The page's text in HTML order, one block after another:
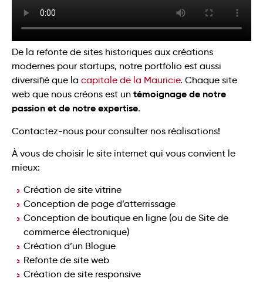
De la refonte de sites historiques aux créations
modernes pour startups, notre portfolio est aussi
diversifié que la capitale de la Mauricie. Chaque site
web que nous créons est un témoignage de notre
passion et de notre expertise.
Contactez-nous pour consulter nos réalisations!
À vous de choisir le site internet qui vous convient le
mieux:
Création de site vitrine
Conception de page d’atterrissage
Conception de boutique en ligne (ou de Site de
commerce électronique)
Création d’un Blogue
Refonte de site web
Création de site responsive